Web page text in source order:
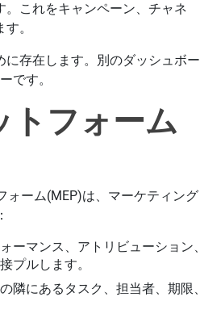
これをキャンペーン、チャネ
。
存在します。別のダッシュボー
です。
トフォーム
ォーム(MEP)は、マーケティング
ーマンス、アトリビューション、
プルします。
隣にあるタスク、担当者、期限、